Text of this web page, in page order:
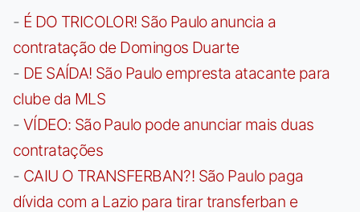
- É DO TRICOLOR! São Paulo anuncia a
contratação de Domingos Duarte
- DE SAÍDA! São Paulo empresta atacante para
clube da MLS
- VÍDEO: São Paulo pode anunciar mais duas
contratações
- CAIU O TRANSFERBAN?! São Paulo paga
dívida com a Lazio para tirar transferban e